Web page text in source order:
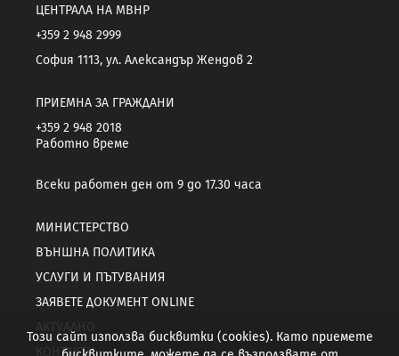
ЦЕНТРАЛА НА МВНР
+359 2 948 2999
София 1113, ул. Александър Жендов 2
ПРИЕМНА ЗА ГРАЖДАНИ
+359 2 948 2018
Работно време
Всеки работен ден от 9 до 17.30 часа
МИНИСТЕРСТВО
ВЪНШНА ПОЛИТИКА
УСЛУГИ И ПЪТУВАНИЯ
ЗАЯВЕТЕ ДОКУМЕНТ ONLINE
КОНТАКТИ
Този сайт използва бисквитки (cookies). Като приемете